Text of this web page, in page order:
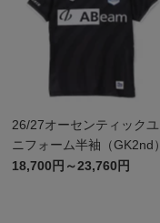
26/27オーセンティックユ
ニフォーム半袖（GK2nd）
18,700円～23,760円